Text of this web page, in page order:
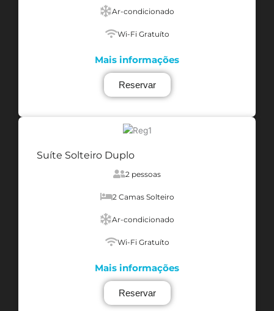
Ar-condicionado
Wi-Fi Gratuíto
Mais informações
Reservar
Suíte Solteiro Duplo
2 pessoas
2 Camas Solteiro
Ar-condicionado
Wi-Fi Gratuíto
Mais informações
Reservar